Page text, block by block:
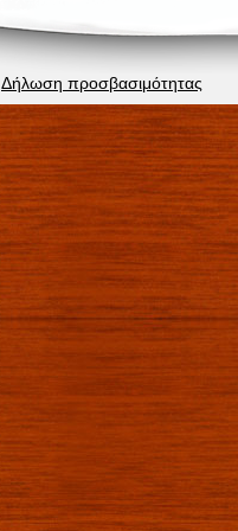
Δήλωση προσβασιμότητας